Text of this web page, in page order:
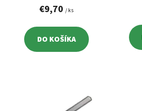
€9,70 / ks
DO KOŠÍKA